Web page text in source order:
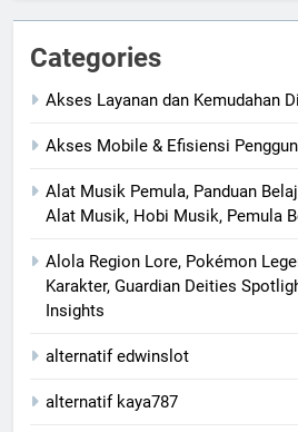
Categories
Akses Layanan dan Kemudahan
Akses Mobile & Efisiensi
Alat Musik Pemula, Panduan
Alat Musik, Hobi Musik, Pemula
Alola Region Lore, Pokémon
Karakter, Guardian Deities
Insights
alternatif edwinslot
alternatif kaya787